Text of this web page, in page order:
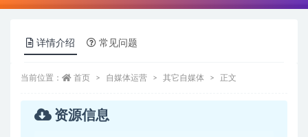
详情介绍 常见问题
当前位置： 首页 自媒体运营 其它自媒体 正文
资源信息